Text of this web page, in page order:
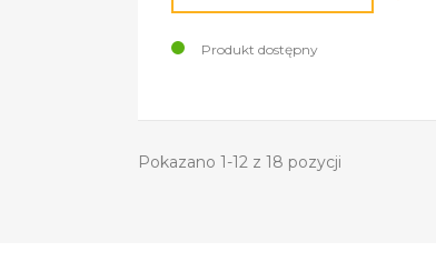
Produkt dostępny
Pokazano 1-12 z 18 pozycji